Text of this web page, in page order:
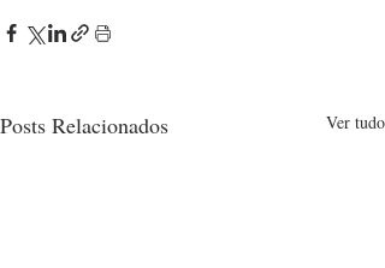
Posts Relacionados Ver tudo